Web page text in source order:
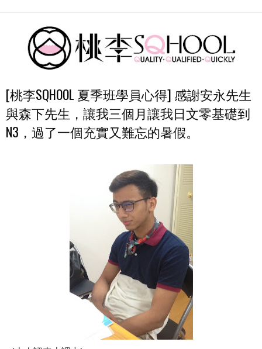
[桃李SQHOOL 夏季班學員心得] 感謝安永先生
與森下先生，讓我三個月讓我日文零基礎到
N3，過了一個充實又難忘的暑假。